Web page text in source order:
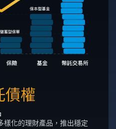
債權
樣化的理財產品，推出穩定